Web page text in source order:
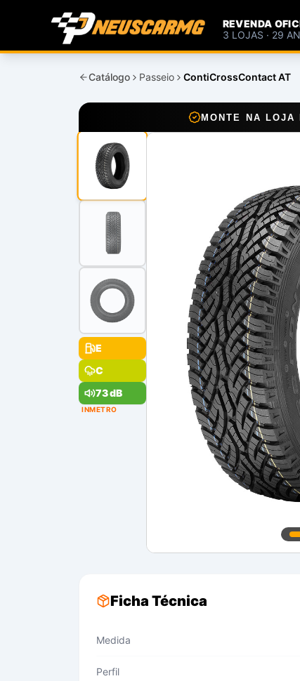
REVENDA
3 LOJAS · 29
Catálogo Passeio ContiCrossContact AT
MONTE NA LOJA
E
C
73 dB
INMETRO
Ficha Técnica
Medida
Perfil